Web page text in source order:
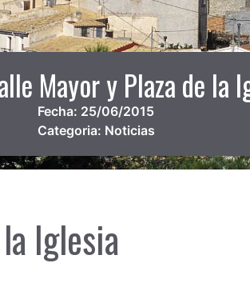
Mayor y Plaza de la
Fecha: 25/06/2015
Categoria: Noticias
Iglesia